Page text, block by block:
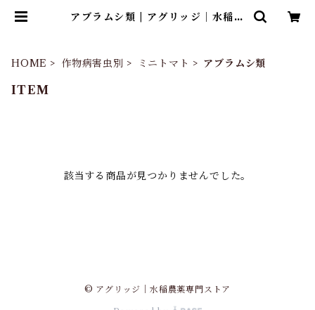
アブラムシ類 | アグリッジ｜水稲農
HOME 作物病害虫別 ミニトマト アブラムシ類
ITEM
該当する商品が見つかりませんでした。
© アグリッジ｜水稲農薬専門ストア